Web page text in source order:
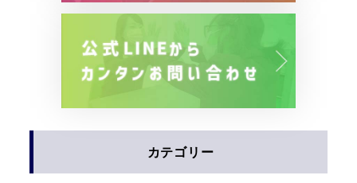
カテゴリー